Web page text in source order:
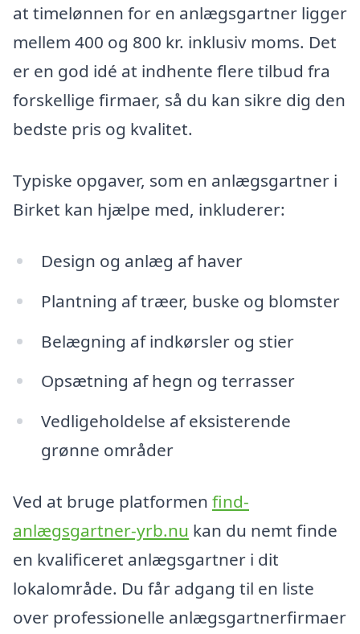
at timelønnen for en anlægsgartner ligger
mellem 400 og 800 kr. inklusiv moms. Det
er en god idé at indhente flere tilbud fra
forskellige firmaer, så du kan sikre dig den
bedste pris og kvalitet.
Typiske opgaver, som en anlægsgartner i
Birket kan hjælpe med, inkluderer:
Design og anlæg af haver
Plantning af træer, buske og blomster
Belægning af indkørsler og stier
Opsætning af hegn og terrasser
Vedligeholdelse af eksisterende
grønne områder
Ved at bruge platformen find-
anlægsgartner-yrb.nu kan du nemt finde
en kvalificeret anlægsgartner i dit
lokalområde. Du får adgang til en liste
over professionelle anlægsgartnerfirmaer